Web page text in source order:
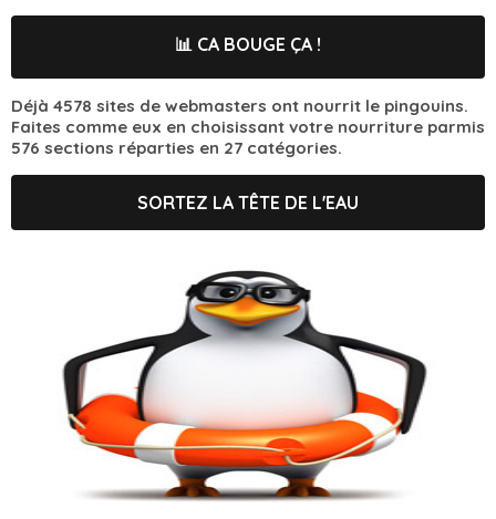
📊 CA BOUGE ÇA !
Déjà 4578 sites de webmasters ont nourrit le pingouins.
Faites comme eux en choisissant votre nourriture parmis
576 sections réparties en 27 catégories.
SORTEZ LA TÊTE DE L'EAU